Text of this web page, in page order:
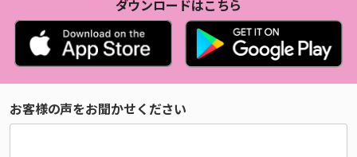
ダウンロードはこちら
お客様の声をお聞かせください